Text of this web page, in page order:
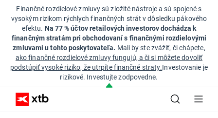
Finančné rozdielové zmluvy sú zložité nástroje a sú spojené s
vysokým rizikom rýchlych finančných strát v dôsledku pákového
efektu. Na 77 % účtov retailových investorov dochádza k
finančným stratám pri obchodovaní s finančnými rozdielovými
zmluvami u tohto poskytovateľa. Mali by ste zvážiť, či chápete,
ako finančné rozdielové zmluvy fungujú, a či si môžete dovoliť
podstúpiť vysoké riziko, že utrpíte finančné straty.Investovanie je
rizikové. Investujte zodpovedne.